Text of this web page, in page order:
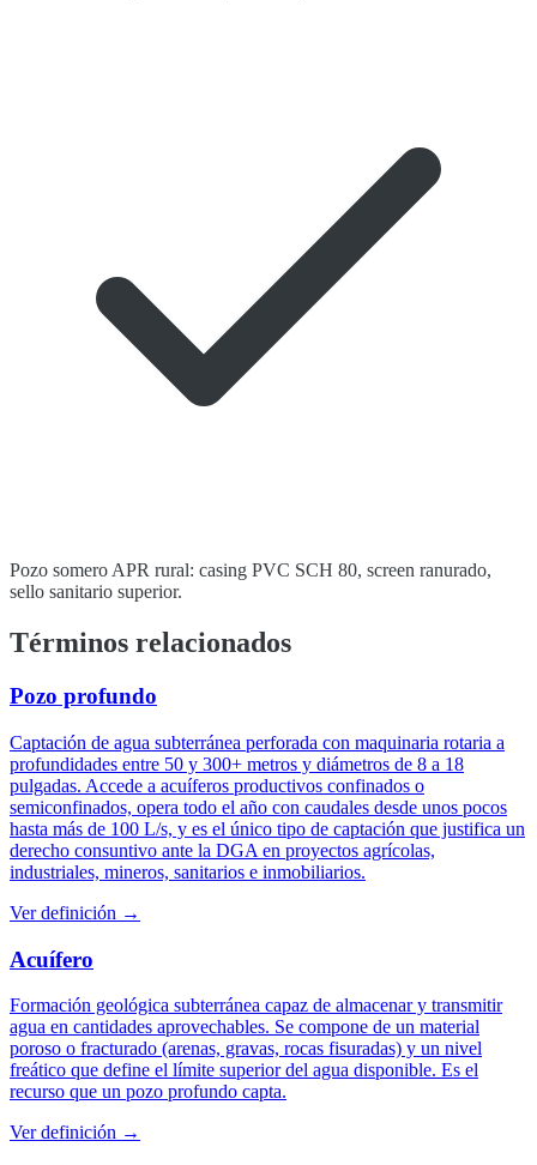
Pozo somero APR rural: casing PVC SCH 80, screen ranurado,
sello sanitario superior.
Términos relacionados
Pozo profundo
Captación de agua subterránea perforada con maquinaria rotaria a
profundidades entre 50 y 300+ metros y diámetros de 8 a 18
pulgadas. Accede a acuíferos productivos confinados o
semiconfinados, opera todo el año con caudales desde unos pocos
hasta más de 100 L/s, y es el único tipo de captación que justifica un
derecho consuntivo ante la DGA en proyectos agrícolas,
industriales, mineros, sanitarios e inmobiliarios.
Ver definición →
Acuífero
Formación geológica subterránea capaz de almacenar y transmitir
agua en cantidades aprovechables. Se compone de un material
poroso o fracturado (arenas, gravas, rocas fisuradas) y un nivel
freático que define el límite superior del agua disponible. Es el
recurso que un pozo profundo capta.
Ver definición →